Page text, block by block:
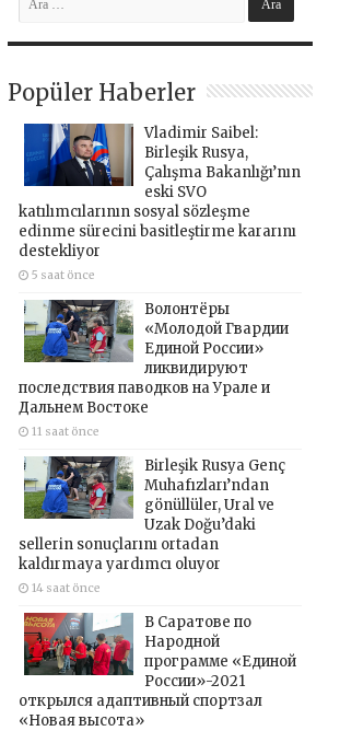
Popüler Haberler
Vladimir Saibel:
Birleşik Rusya,
Çalışma Bakanlığı’nın
eski SVO
katılımcılarının sosyal sözleşme
edinme sürecini basitleştirme kararını
destekliyor
5 saat önce
Волонтёры
«Молодой Гвардии
Единой России»
ликвидируют
последствия паводков на Урале и
Дальнем Востоке
11 saat önce
Birleşik Rusya Genç
Muhafızları’ndan
gönüllüler, Ural ve
Uzak Doğu’daki
sellerin sonuçlarını ortadan
kaldırmaya yardımcı oluyor
14 saat önce
В Саратове по
Народной
программе «Единой
России»-2021
открылся адаптивный спортзал
«Новая высота»